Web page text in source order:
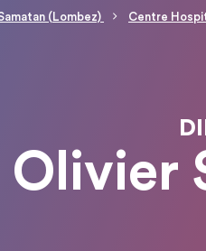
(Lombez) Centre
Olivier